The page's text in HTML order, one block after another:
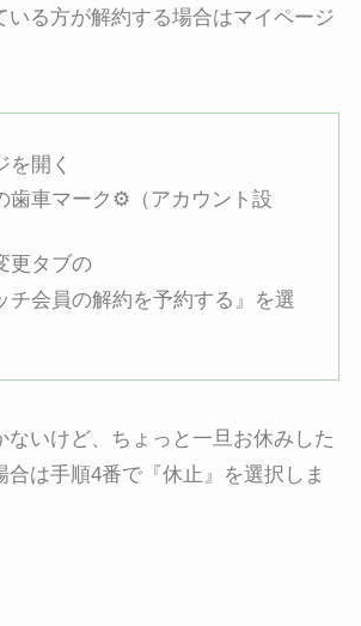
いる方が解約する場合はマイページ
を開く
歯車マーク⚙（アカウント設
更タブの
チ会員の解約を予約する』を選
ないけど、ちょっと一旦お休みした
合は手順4番で『休止』を選択しま